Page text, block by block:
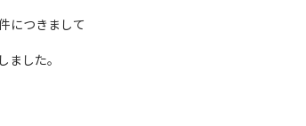
につきまして
した。